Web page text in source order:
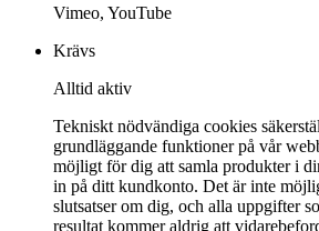
Vimeo, YouTube
Krävs
Alltid aktiv
Tekniskt nödvändiga cookies
grundläggande funktioner på vår
möjligt för dig att samla produkter i
in på ditt kundkonto. Det är inte
slutsatser om dig, och alla uppgifter
resultat kommer aldrig att